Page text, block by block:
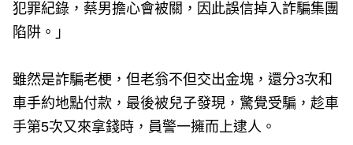
犯罪紀錄，蔡男擔心會被關，因此誤信掉入詐騙集團
陷阱。」
雖然是詐騙老梗，但老翁不但交出金塊，還分3次和
車手約地點付款，最後被兒子發現，驚覺受騙，趁車
手第5次又來拿錢時，員警一擁而上逮人。